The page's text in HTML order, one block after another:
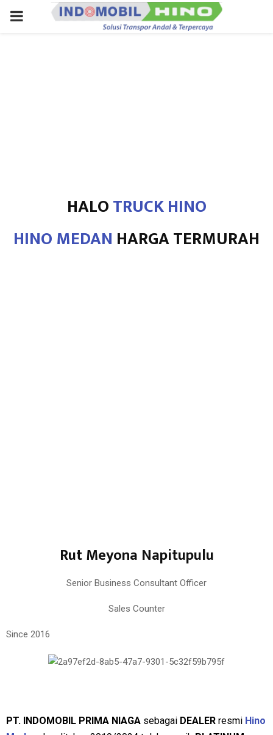
PRIMARY
HALOTRUCK HINO
HINO MEDAN HARGA TERMURAH
Rut Meyona Napitupulu
Senior Business Consultant Officer
Sales Counter
Since 2016
PT. INDOMOBIL PRIMA NIAGA sebagai DEALER resmi Hino